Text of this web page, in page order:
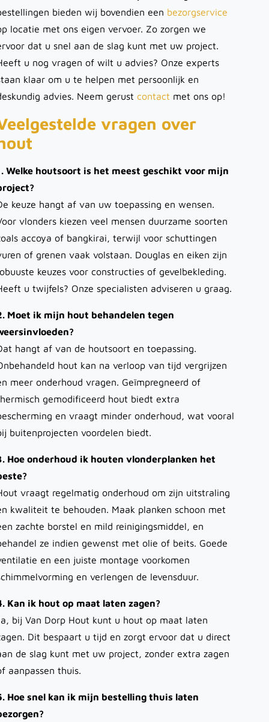
bieden wij bovendien een bezorgservice
locatie met ons eigen vervoer. Zo zorgen we
dat u snel aan de slag kunt met uw project.
u nog vragen of wilt u advies? Onze experts
klaar om u te helpen met persoonlijk en
advies. Neem gerust contact met ons op!
vragen over
Welke houtsoort is het meest geschikt voor mijn
keuze hangt af van uw toepassing en wensen.
vlonders kiezen veel mensen duurzame soorten
accoya of bangkirai, terwijl voor schuttingen
of grenen vaak volstaan. Douglas en eiken zijn
keuzes voor constructies of gevelbekleding.
u twijfels? Onze specialisten adviseren u graag.
Moet ik mijn hout behandelen tegen
hangt af van de houtsoort en toepassing.
hout kan na verloop van tijd vergrijzen
meer onderhoud vragen. Geïmpregneerd of
gemodificeerd hout biedt extra
en vraagt minder onderhoud, wat vooral
buitenprojecten voordelen biedt.
Hoe onderhoud ik houten vlonderplanken het
vraagt regelmatig onderhoud om zijn uitstraling
kwaliteit te behouden. Maak planken schoon met
zachte borstel en mild reinigingsmiddel, en
ze indien gewenst met olie of beits. Goede
en een juiste montage voorkomen
en verlengen de levensduur.
Kan ik hout op maat laten zagen?
bij Van Dorp Hout kunt u hout op maat laten
Dit bespaart u tijd en zorgt ervoor dat u direct
de slag kunt met uw project, zonder extra zagen
aanpassen thuis.
Hoe snel kan ik mijn bestelling thuis laten